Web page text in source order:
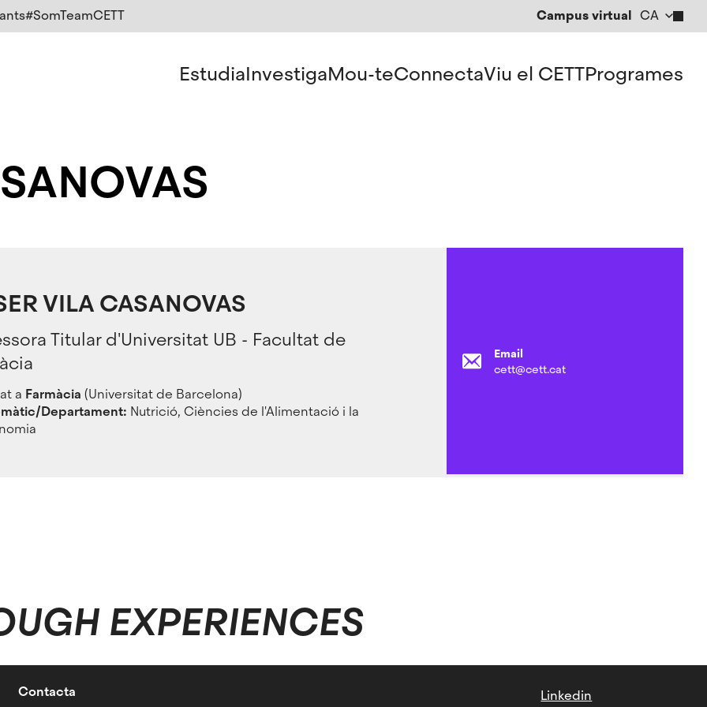
#SomTeamCETT Campus virtual CA
EN
EstudiaInvestigaMou-teConnectaViu el CETTProgrames
VILA CASANOVAS
Titular d'Universitat UB - Facultat de
a Farmàcia (Universitat de Barcelona)
Departament: Nutrició, Ciències de l'Alimentació i la
Email
cett@cett.cat
EXPERIENCES
Contacta Linkedin